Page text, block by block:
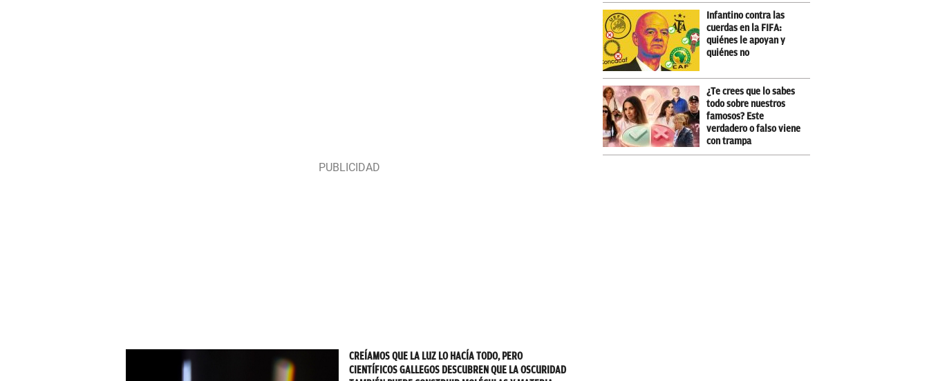
CREÍAMOS QUE LA LUZ LO HACÍA TODO, PERO
CIENTÍFICOS GALLEGOS DESCUBREN QUE LA OSCURIDAD
Infantino contra las
cuerdas en la FIFA:
quiénes le apoyan y
quiénes no
¿Te crees que lo sabes
todo sobre nuestros
famosos? Este
verdadero o falso viene
con trampa